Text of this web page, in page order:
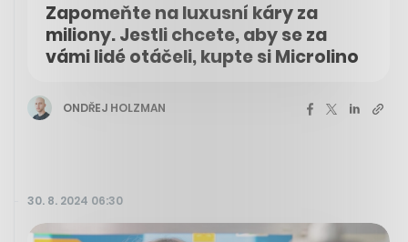
Zapomeňte na luxusní káry za
miliony. Jestli chcete, aby se za
vámi lidé otáčeli, kupte si Microlino
ONDŘEJ HOLZMAN
30. 8. 2024 06:30